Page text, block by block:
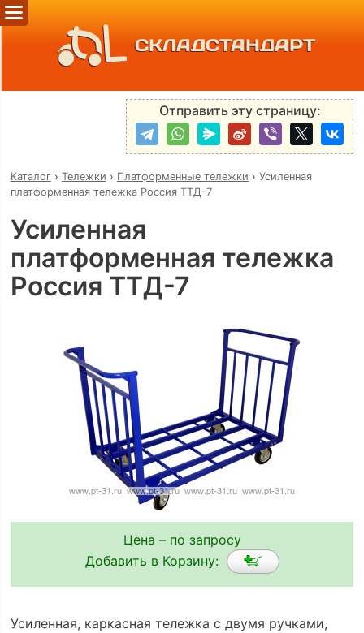
СКЛАДСТАНДАРТ
Отправить эту страницу:
Каталог› Тележки › Платформенные тележки › Усиленная
платформенная тележка Россия ТТД-7
Усиленная
платформенная тележка
Россия ТТД-7
Цена – по запросу
Добавить в Корзину:
Усиленная, каркасная тележка с двумя ручками,